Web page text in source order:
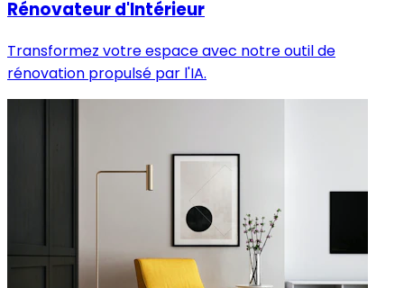
Rénovateur d'Intérieur
Transformez votre espace avec notre outil de
rénovation propulsé par l'IA.